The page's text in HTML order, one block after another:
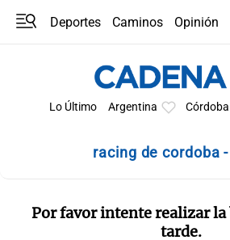
Deportes Caminos
Opinión
Lo Último Argentina Córdoba
racing de cordoba
Por favor intente realizar la
tarde.